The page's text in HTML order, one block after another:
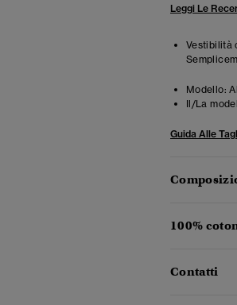
Leggi Le
Vestibilità
Modello:
Il/La
Guida Alle
100%
Contatti